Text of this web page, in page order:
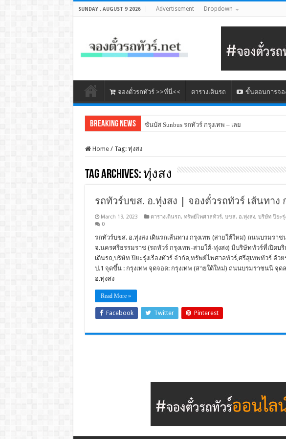
SUNDAY , AUGUST 9 2026 Advertisement Dropdown
จองตั๋วรถทัวร์ >>ที่นี่<< ตารางเดินรถ ขั้นตอนการจอ
Breaking News ซันบัส Sunbus รถทัวร์ กรุงเทพ – เลย
Home / Tag: ทุ่งสง
Tag Archives:ทุ่งสง
รถทัวร์บขส. อ.ทุ่งสง | จองตั๋วรถทัวร์ เส้นทาง
March 19, 2023 ตารางเดินรถ, ทรัพย์ไพศาลทัวร์, บขส. อ.ทุ่งสง, บริษัท ปิยะรุ่
0
รถทัวร์บขส. อ.ทุ่งสง เดินรถเส้นทาง กรุงเทพ (สายใต้ใหม่) ถนนบรมราช
จ.นครศรีธรรมราช (รถทัวร์ กรุงเทพ-สายใต้-ทุ่งสง) มีบริษัททัวร์ที่เปิดบ
เดินรถ,บริษัท ปิยะรุ่งเรืองทัวร์ จำกัด,ทรัพย์ไพศาลทัวร์,ศรีสุเทพทัวร์ ด้ว
ป.1 จุดขึ้น : กรุงเทพ จุดจอด: กรุงเทพ (สายใต้ใหม่) ถนนบรมราชนนี จุ
อ.ทุ่งสง
Read More »
Facebook Twitter Pinterest